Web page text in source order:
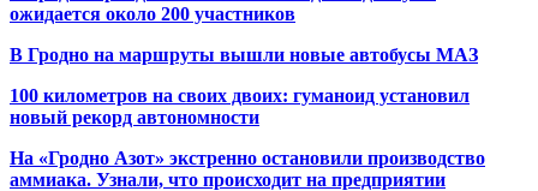
ожидается около 200 участников
В Гродно на маршруты вышли новые автобусы МАЗ
100 километров на своих двоих: гуманоид установил
новый рекорд автономности
На «Гродно Азот» экстренно остановили производство
аммиака. Узнали, что происходит на предприятии